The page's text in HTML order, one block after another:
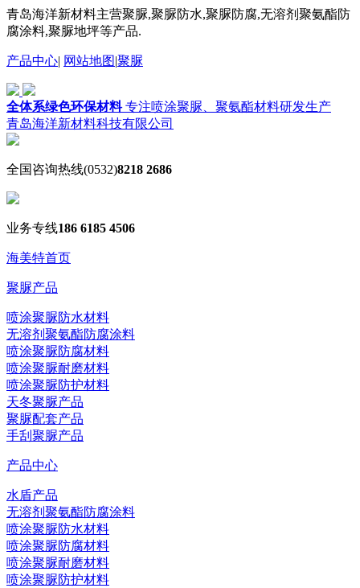
青岛海洋新材料主营聚脲,聚脲防水,聚脲防腐,无溶剂聚氨酯防
腐涂料,聚脲地坪等产品.
产品中心| 网站地图|聚脲
全体系绿色环保材料专注喷涂聚脲、聚氨酯材料研发生产
青岛海洋新材料科技有限公司
全国咨询热线(0532)8218 2686
业务专线186 6185 4506
海美特首页
聚脲产品
喷涂聚脲防水材料
无溶剂聚氨酯防腐涂料
喷涂聚脲防腐材料
喷涂聚脲耐磨材料
喷涂聚脲防护材料
天冬聚脲产品
聚脲配套产品
手刮聚脲产品
产品中心
水盾产品
无溶剂聚氨酯防腐涂料
喷涂聚脲防水材料
喷涂聚脲防腐材料
喷涂聚脲耐磨材料
喷涂聚脲防护材料